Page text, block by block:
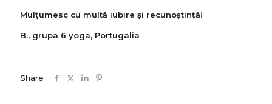
Mulţumesc cu multă iubire şi recunoştinţă!
B., grupa 6 yoga, Portugalia
Share